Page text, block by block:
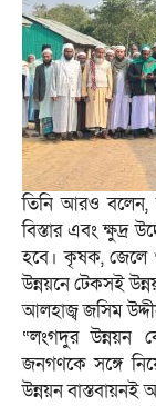
তিনি আরও বলেন,
বিস্তার এবং ক্ষুদ্র
হবে। কৃষক, জেলে
উন্নয়নে টেকসই
আলহাজ্ব জসিম
“লংগদুর উন্নয়ন
জনগণকে সঙ্গে
উন্নয়ন বাস্তবায়নই